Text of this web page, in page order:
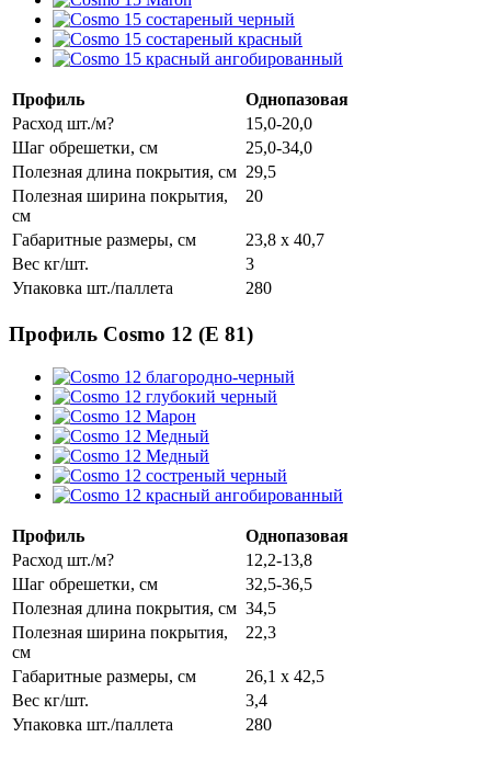
Профиль
Однопазовая
Расход шт./м?
15,0-20,0
Шаг обрешетки, см
25,0-34,0
Полезная длина покрытия, см 29,5
Полезная ширина покрытия,
см
20
Габаритные размеры, см
23,8 x 40,7
Вес кг/шт.
3
Упаковка шт./паллета
280
Профиль Cosmo 12 (E 81)
Профиль
Однопазовая
Расход шт./м?
12,2-13,8
Шаг обрешетки, см
32,5-36,5
Полезная длина покрытия, см 34,5
Полезная ширина покрытия,
см
22,3
Габаритные размеры, см
26,1 x 42,5
Вес кг/шт.
3,4
Упаковка шт./паллета
280